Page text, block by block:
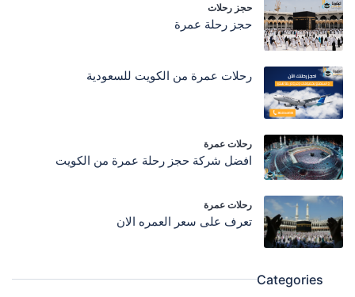
حجز رحلات
حجز رحلة عمرة
رحلات عمرة من الكويت للسعودية
رحلات عمرة
افضل شركة حجز رحلة عمرة من الكويت
رحلات عمرة
تعرف على سعر العمره الان
Categories